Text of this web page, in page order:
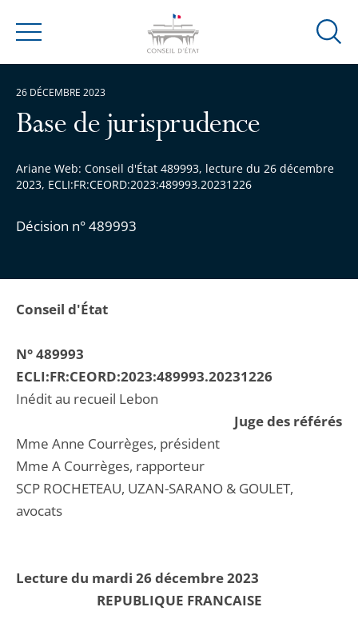
Menu
Ouvrir
Base de jurisprudence
Ariane Web: Conseil d'État 489993, lecture du 26 décembre
2023, ECLI:FR:CEORD:2023:489993.20231226
Décision n° 489993
26 DÉCEMBRE 2023
Conseil d'État
N° 489993
ECLI:FR:CEORD:2023:489993.20231226
Inédit au recueil Lebon
Juge des référés
Mme Anne Courrèges, président
Mme A Courrèges, rapporteur
SCP ROCHETEAU, UZAN-SARANO & GOULET,
avocats
Lecture du mardi 26 décembre 2023
REPUBLIQUE FRANCAISE